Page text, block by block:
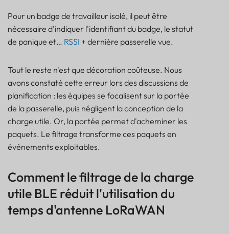
Pour un badge de travailleur isolé, il peut être
nécessaire d'indiquer l'identifiant du badge, le statut
de panique et… RSSI + dernière passerelle vue.
Tout le reste n'est que décoration coûteuse. Nous
avons constaté cette erreur lors des discussions de
planification : les équipes se focalisent sur la portée
de la passerelle, puis négligent la conception de la
charge utile. Or, la portée permet d'acheminer les
paquets. Le filtrage transforme ces paquets en
événements exploitables.
Comment le filtrage de la charge
utile BLE réduit l'utilisation du
temps d'antenne LoRaWAN